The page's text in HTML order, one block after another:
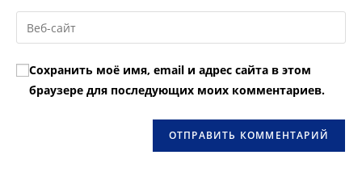
пользователя,
чтобы
прокомментировать
email-
адрес,
прокомментировать
Введите
URL
вашего
веб-
сайта
Сохранить моё имя, email и адрес сайта в этом
браузере для последующих моих комментариев.